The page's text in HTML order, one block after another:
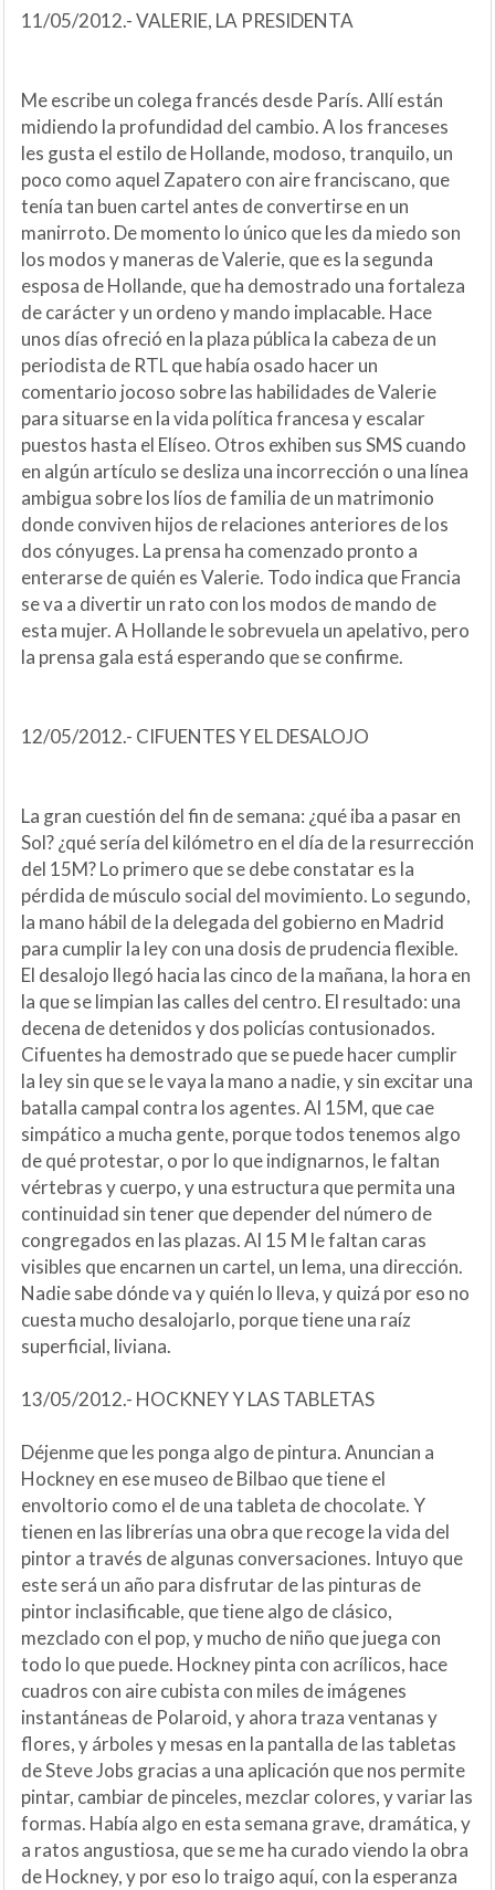
11/05/2012.- VALERIE, LA PRESIDENTA
Me escribe un colega francés desde París. Allí están
midiendo la profundidad del cambio. A los franceses
les gusta el estilo de Hollande, modoso, tranquilo, un
poco como aquel Zapatero con aire franciscano, que
tenía tan buen cartel antes de convertirse en un
manirroto. De momento lo único que les da miedo son
los modos y maneras de Valerie, que es la segunda
esposa de Hollande, que ha demostrado una fortaleza
de carácter y un ordeno y mando implacable. Hace
unos días ofreció en la plaza pública la cabeza de un
periodista de RTL que había osado hacer un
comentario jocoso sobre las habilidades de Valerie
para situarse en la vida política francesa y escalar
puestos hasta el Elíseo. Otros exhiben sus SMS cuando
en algún artículo se desliza una incorrección o una línea
ambigua sobre los líos de familia de un matrimonio
donde conviven hijos de relaciones anteriores de los
dos cónyuges. La prensa ha comenzado pronto a
enterarse de quién es Valerie. Todo indica que Francia
se va a divertir un rato con los modos de mando de
esta mujer. A Hollande le sobrevuela un apelativo, pero
la prensa gala está esperando que se confirme.
12/05/2012.- CIFUENTES Y EL DESALOJO
La gran cuestión del fin de semana: ¿qué iba a pasar en
Sol? ¿qué sería del kilómetro en el día de la resurrección
del 15M? Lo primero que se debe constatar es la
pérdida de músculo social del movimiento. Lo segundo,
la mano hábil de la delegada del gobierno en Madrid
para cumplir la ley con una dosis de prudencia flexible.
El desalojo llegó hacia las cinco de la mañana, la hora en
la que se limpian las calles del centro. El resultado: una
decena de detenidos y dos policías contusionados.
Cifuentes ha demostrado que se puede hacer cumplir
la ley sin que se le vaya la mano a nadie, y sin excitar una
batalla campal contra los agentes. Al 15M, que cae
simpático a mucha gente, porque todos tenemos algo
de qué protestar, o por lo que indignarnos, le faltan
vértebras y cuerpo, y una estructura que permita una
continuidad sin tener que depender del número de
congregados en las plazas. Al 15 M le faltan caras
visibles que encarnen un cartel, un lema, una dirección.
Nadie sabe dónde va y quién lo lleva, y quizá por eso no
cuesta mucho desalojarlo, porque tiene una raíz
superficial, liviana.
13/05/2012.- HOCKNEY Y LAS TABLETAS
Déjenme que les ponga algo de pintura. Anuncian a
Hockney en ese museo de Bilbao que tiene el
envoltorio como el de una tableta de chocolate. Y
tienen en las librerías una obra que recoge la vida del
pintor a través de algunas conversaciones. Intuyo que
este será un año para disfrutar de las pinturas de
pintor inclasificable, que tiene algo de clásico,
mezclado con el pop, y mucho de niño que juega con
todo lo que puede. Hockney pinta con acrílicos, hace
cuadros con aire cubista con miles de imágenes
instantáneas de Polaroid, y ahora traza ventanas y
flores, y árboles y mesas en la pantalla de las tabletas
de Steve Jobs gracias a una aplicación que nos permite
pintar, cambiar de pinceles, mezclar colores, y variar las
formas. Había algo en esta semana grave, dramática, y
a ratos angustiosa, que se me ha curado viendo la obra
de Hockney, y por eso lo traigo aquí, con la esperanza